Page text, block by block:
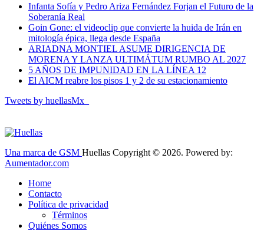
Infanta Sofía y Pedro Ariza Fernández Forjan el Futuro de la
Soberanía Real
Goin Gone: el videoclip que convierte la huida de Irán en
mitología épica, llega desde España
ARIADNA MONTIEL ASUME DIRIGENCIA DE
MORENA Y LANZA ULTIMÁTUM RUMBO AL 2027
5 AÑOS DE IMPUNIDAD EN LA LÍNEA 12
El AICM reabre los pisos 1 y 2 de su estacionamiento
Tweets by huellasMx_
Una marca de GSM Huellas Copyright © 2026. Powered by:
Aumentador.com
Home
Contacto
Política de privacidad
Términos
Quiénes Somos